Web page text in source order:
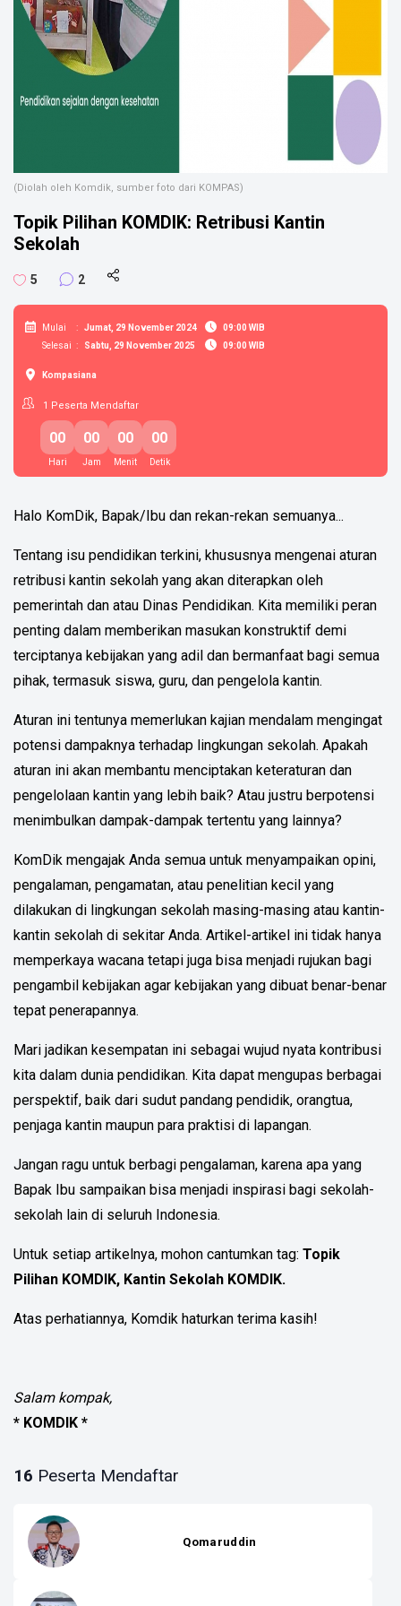
(Diolah oleh Komdik, sumber foto dari KOMPAS)
Topik Pilihan KOMDIK: Retribusi Kantin
Sekolah
5 2
Mulai : Jumat, 29 November 2024
09:00 WIB
Selesai : Sabtu, 29 November 2025 09:00 WIB
Kompasiana
00 00 00 00
Hari Jam Menit Detik
1 Peserta Mendaftar
Halo KomDik, Bapak/Ibu dan rekan-rekan semuanya...
Tentang isu pendidikan terkini, khususnya mengenai aturan
retribusi kantin sekolah yang akan diterapkan oleh
pemerintah dan atau Dinas Pendidikan. Kita memiliki peran
penting dalam memberikan masukan konstruktif demi
terciptanya kebijakan yang adil dan bermanfaat bagi semua
pihak, termasuk siswa, guru, dan pengelola kantin.
Aturan ini tentunya memerlukan kajian mendalam mengingat
potensi dampaknya terhadap lingkungan sekolah. Apakah
aturan ini akan membantu menciptakan keteraturan dan
pengelolaan kantin yang lebih baik? Atau justru berpotensi
menimbulkan dampak-dampak tertentu yang lainnya?
KomDik mengajak Anda semua untuk menyampaikan opini,
pengalaman, pengamatan, atau penelitian kecil yang
dilakukan di lingkungan sekolah masing-masing atau kantin-
kantin sekolah di sekitar Anda. Artikel-artikel ini tidak hanya
memperkaya wacana tetapi juga bisa menjadi rujukan bagi
pengambil kebijakan agar kebijakan yang dibuat benar-benar
tepat penerapannya.
Mari jadikan kesempatan ini sebagai wujud nyata kontribusi
kita dalam dunia pendidikan. Kita dapat mengupas berbagai
perspektif, baik dari sudut pandang pendidik, orangtua,
penjaga kantin maupun para praktisi di lapangan.
Jangan ragu untuk berbagi pengalaman, karena apa yang
Bapak Ibu sampaikan bisa menjadi inspirasi bagi sekolah-
sekolah lain di seluruh Indonesia.
Untuk setiap artikelnya, mohon cantumkan tag: Topik
Pilihan KOMDIK, Kantin Sekolah KOMDIK.
Atas perhatiannya, Komdik haturkan terima kasih!
Salam kompak,
* KOMDIK *
16 Peserta Mendaftar
Qomaruddin